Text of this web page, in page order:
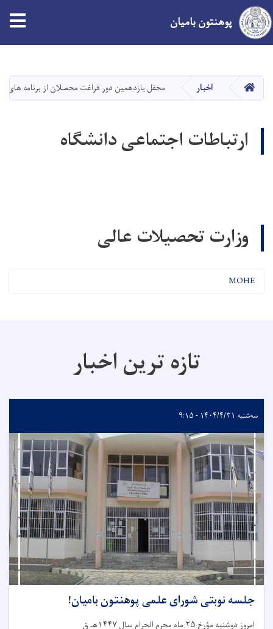
main
content
پوهنتون بامیان
صفحه اصلیاخبار محفل یازدهمین دور فراغت محصلان از برنامه های
ارتباطات اجتماعی دانشگاه
وزارت تحصیلات عالی
MOHE
تازه ترین اخبار
سه‌شنبه ۱۴۰۴/۴/۳۱ - ۹:۱۵
جلسه نوبتی شورای علمی پوهنتون بامیان!
امروز دوشنبه مؤرخ ۲۵ ماه محرم الحرام سال ۱۴۴۷هـ ق